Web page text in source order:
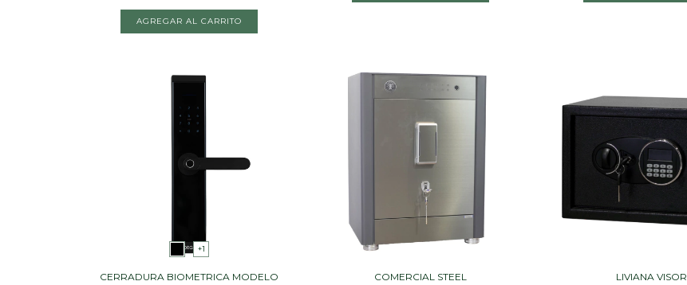
AGREGAR AL CARRITO
+1
CERRADURA BIOMETRICA MODELO
COMERCIAL STEEL LIVIANA VISOR